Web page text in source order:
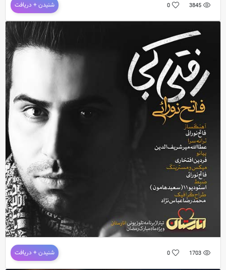
دانلود آهنگ جدید و فوق العاده زیبای ترانه و موزیک : محمد
3845
0 شنیدن + دریافت
1703
0 شنیدن + دریافت